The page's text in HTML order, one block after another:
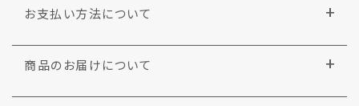
お支払い方法について
商品のお届けについて